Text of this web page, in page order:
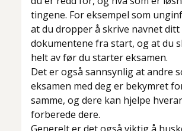
tingene. For eksempel som
at du dropper å skrive navnet ditt
dokumentene fra start, og at du
helt av før du starter eksamen.
Det er også sannsynlig at andre
eksamen med deg er bekymret
samme, og dere kan hjelpe
forberede dere.